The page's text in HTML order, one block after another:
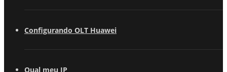
Configurando OLT Huawei
Qual meu IP